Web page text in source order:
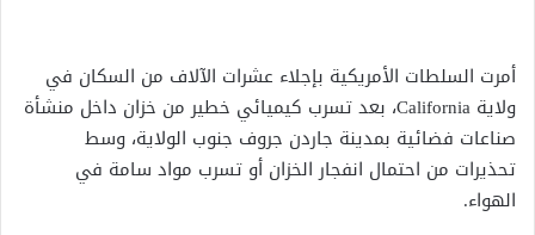
أمرت السلطات الأمريكية بإجلاء عشرات الآلاف من السكان في
ولاية California، بعد تسرب كيميائي خطير من خزان داخل منشأة
صناعات فضائية بمدينة جاردن جروف جنوب الولاية، وسط
تحذيرات من احتمال انفجار الخزان أو تسرب مواد سامة في
الهواء.